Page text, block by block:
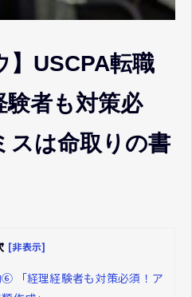
】USCPA転職
者も対策必
スは命取りの書
[非表示]
「経理経験者も対策必須！ア